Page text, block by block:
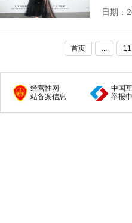
日期：
首页 ... 11
经营性网
站备案信息
中国
举报